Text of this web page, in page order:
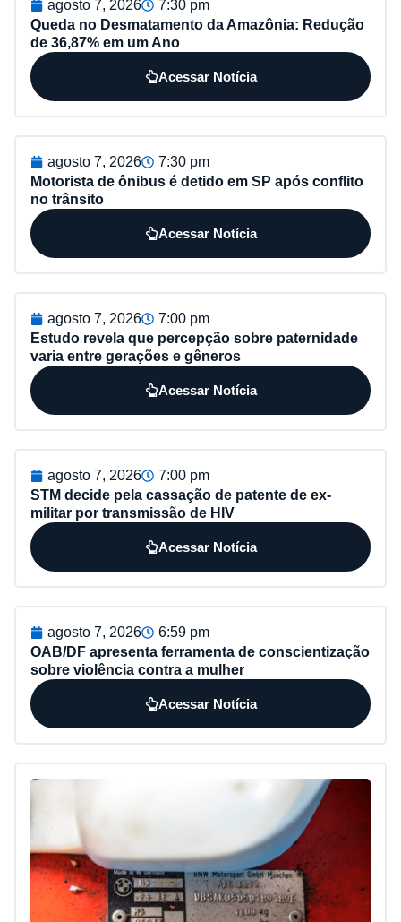
agosto 7, 2026
7:30 pm
Queda no Desmatamento da Amazônia: Redução
de 36,87% em um Ano
Acessar Notícia
agosto 7, 2026
7:30 pm
Motorista de ônibus é detido em SP após conflito
no trânsito
Acessar Notícia
agosto 7, 2026
7:00 pm
Estudo revela que percepção sobre paternidade
varia entre gerações e gêneros
Acessar Notícia
agosto 7, 2026
7:00 pm
STM decide pela cassação de patente de ex-
militar por transmissão de HIV
Acessar Notícia
agosto 7, 2026
6:59 pm
OAB/DF apresenta ferramenta de conscientização
sobre violência contra a mulher
Acessar Notícia